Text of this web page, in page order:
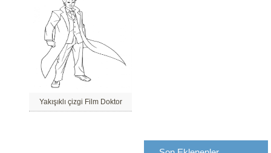
Yakışıklı çizgi Film Doktor